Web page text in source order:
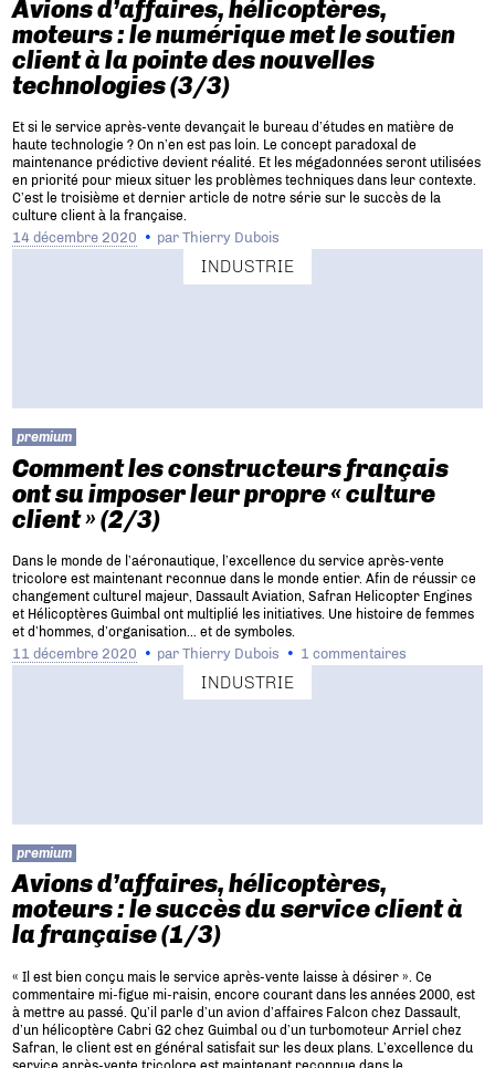
Avions d’affaires, hélicoptères,
moteurs : le numérique met le soutien
client à la pointe des nouvelles
technologies (3/3)
Et si le service après-vente devançait le bureau d’études en matière de
haute technologie ? On n’en est pas loin. Le concept paradoxal de
maintenance prédictive devient réalité. Et les mégadonnées seront utilisées
en priorité pour mieux situer les problèmes techniques dans leur contexte.
C’est le troisième et dernier article de notre série sur le succès de la
culture client à la française.
14 décembre 2020 parThierry Dubois
INDUSTRIE
premium
Comment les constructeurs français
ont su imposer leur propre « culture
client » (2/3)
Dans le monde de l’aéronautique, l’excellence du service après-vente
tricolore est maintenant reconnue dans le monde entier. Afin de réussir ce
changement culturel majeur, Dassault Aviation, Safran Helicopter Engines
et Hélicoptères Guimbal ont multiplié les initiatives. Une histoire de femmes
et d’hommes, d’organisation… et de symboles.
11 décembre 2020 parThierry Dubois 1 commentaires
INDUSTRIE
premium
Avions d’affaires, hélicoptères,
moteurs : le succès du service client à
la française (1/3)
« Il est bien conçu mais le service après-vente laisse à désirer ». Ce
commentaire mi-figue mi-raisin, encore courant dans les années 2000, est
à mettre au passé. Qu’il parle d’un avion d’affaires Falcon chez Dassault,
d’un hélicoptère Cabri G2 chez Guimbal ou d’un turbomoteur Arriel chez
Safran, le client est en général satisfait sur les deux plans. L’excellence du